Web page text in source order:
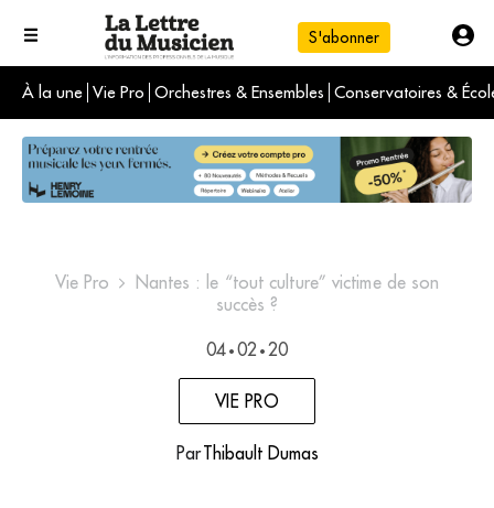
S'abonner
À la une Vie Pro Orchestres & Ensembles Conservatoires &
L'info du jour
Le numéro du mois
International
Vie Pro
Nantes : le “tout culture” victime de son
succès ?
04 • 02 • 20
VIE PRO
ParThibault Dumas